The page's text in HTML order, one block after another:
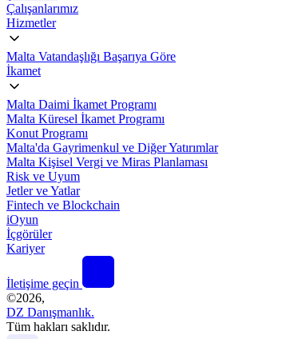
Çalışanlarımız
Hizmetler
Malta Vatandaşlığı Başarıya Göre
İkamet
Malta Daimi İkamet Programı
Malta Küresel İkamet Programı
Konut Programı
Malta'da Gayrimenkul ve Diğer Yatırımlar
Malta Kişisel Vergi ve Miras Planlaması
Risk ve Uyum
Jetler ve Yatlar
Fintech ve Blockchain
iOyun
İçgörüler
Kariyer
İletişime geçin
©2026,
DZ Danışmanlık.
Tüm hakları saklıdır.